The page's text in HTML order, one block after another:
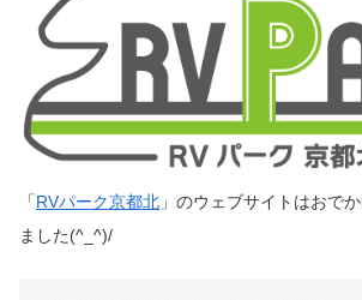
「RVパーク京都北 」のウェブサイトはおで
ました(^_^)/